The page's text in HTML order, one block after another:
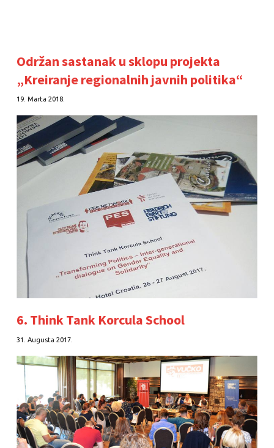
Održan sastanak u sklopu projekta
„Kreiranje regionalnih javnih politika“
19. Marta 2018.
6. Think Tank Korcula School
31. Augusta 2017.